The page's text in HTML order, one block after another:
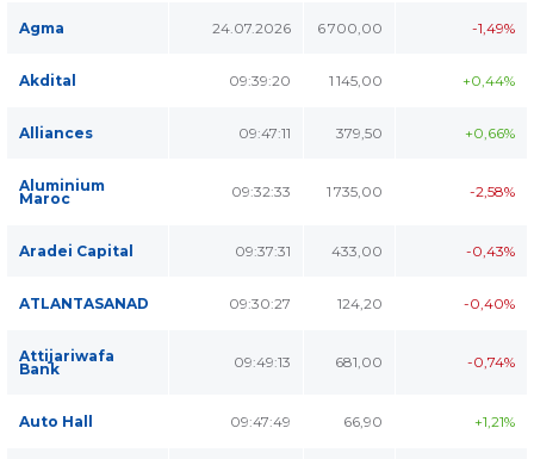
Agma 24.07.2026 6 700,00 -1,49%
Akdital 09:39:20 1 145,00 +0,44%
Alliances 09:47:11 379,50 +0,66%
Aluminium
Maroc 09:32:33 1 735,00 -2,58%
Aradei Capital 09:37:31 433,00 -0,43%
ATLANTASANAD 09:30:27 124,20 -0,40%
Attijariwafa
Bank 09:49:13 681,00 -0,74%
Auto Hall 09:47:49 66,90 +1,21%